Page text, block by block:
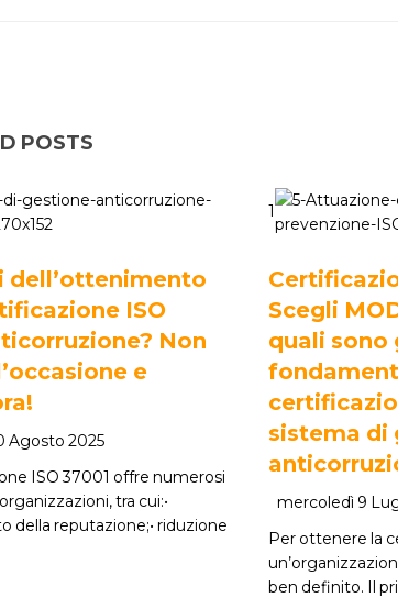
POSTS
dell’ottenimento
ISO
Non
e
Agosto 2025
ISO 37001 offre numerosi
tra cui:•
della reputazione;• riduzione
1
Scegli
quali sono
sistema di
mercoledì 9
Per ottenere la
ben definito. Il